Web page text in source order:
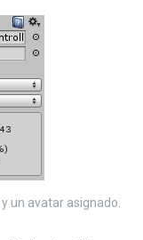
un avatar asignado.